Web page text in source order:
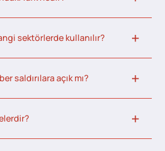
sektörlerde kullanılır?
saldırılara açık mı?